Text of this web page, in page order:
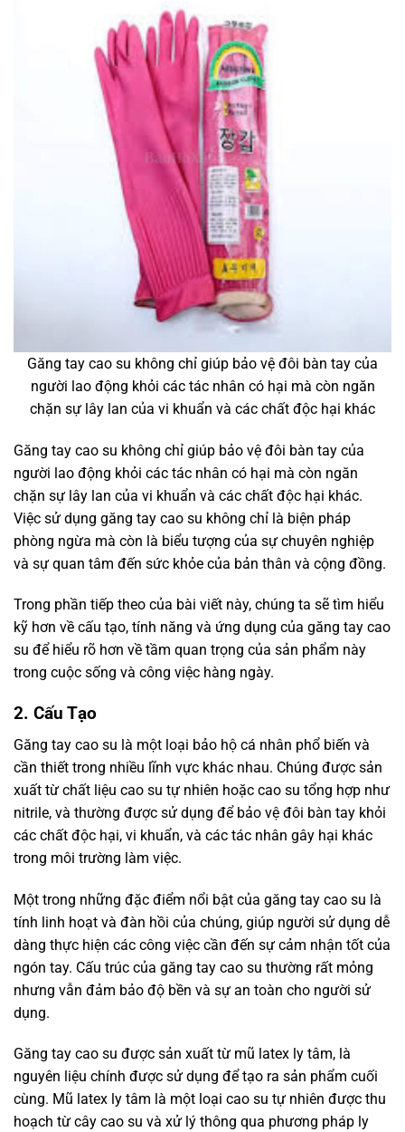
Găng tay cao su không chỉ giúp bảo vệ đôi bàn tay của
người lao động khỏi các tác nhân có hại mà còn ngăn
chặn sự lây lan của vi khuẩn và các chất độc hại khác
Găng tay cao su không chỉ giúp bảo vệ đôi bàn tay của
người lao động khỏi các tác nhân có hại mà còn ngăn
chặn sự lây lan của vi khuẩn và các chất độc hại khác.
Việc sử dụng găng tay cao su không chỉ là biện pháp
phòng ngừa mà còn là biểu tượng của sự chuyên nghiệp
và sự quan tâm đến sức khỏe của bản thân và cộng đồng.
Trong phần tiếp theo của bài viết này, chúng ta sẽ tìm hiểu
kỹ hơn về cấu tạo, tính năng và ứng dụng của găng tay cao
su để hiểu rõ hơn về tầm quan trọng của sản phẩm này
trong cuộc sống và công việc hàng ngày.
2. Cấu Tạo
Găng tay cao su là một loại bảo hộ cá nhân phổ biến và
cần thiết trong nhiều lĩnh vực khác nhau. Chúng được sản
xuất từ chất liệu cao su tự nhiên hoặc cao su tổng hợp như
nitrile, và thường được sử dụng để bảo vệ đôi bàn tay khỏi
các chất độc hại, vi khuẩn, và các tác nhân gây hại khác
trong môi trường làm việc.
Một trong những đặc điểm nổi bật của găng tay cao su là
tính linh hoạt và đàn hồi của chúng, giúp người sử dụng dễ
dàng thực hiện các công việc cần đến sự cảm nhận tốt của
ngón tay. Cấu trúc của găng tay cao su thường rất mỏng
nhưng vẫn đảm bảo độ bền và sự an toàn cho người sử
dụng.
Găng tay cao su được sản xuất từ mũ latex ly tâm, là
nguyên liệu chính được sử dụng để tạo ra sản phẩm cuối
cùng. Mũ latex ly tâm là một loại cao su tự nhiên được thu
hoạch từ cây cao su và xử lý thông qua phương pháp ly